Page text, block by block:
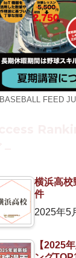
BASEBALL FEED
横浜高校
件
2025年5
【2025